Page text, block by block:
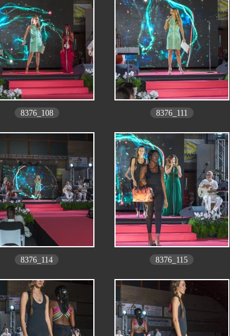
8376_108 8376_111
8376_114 8376_115